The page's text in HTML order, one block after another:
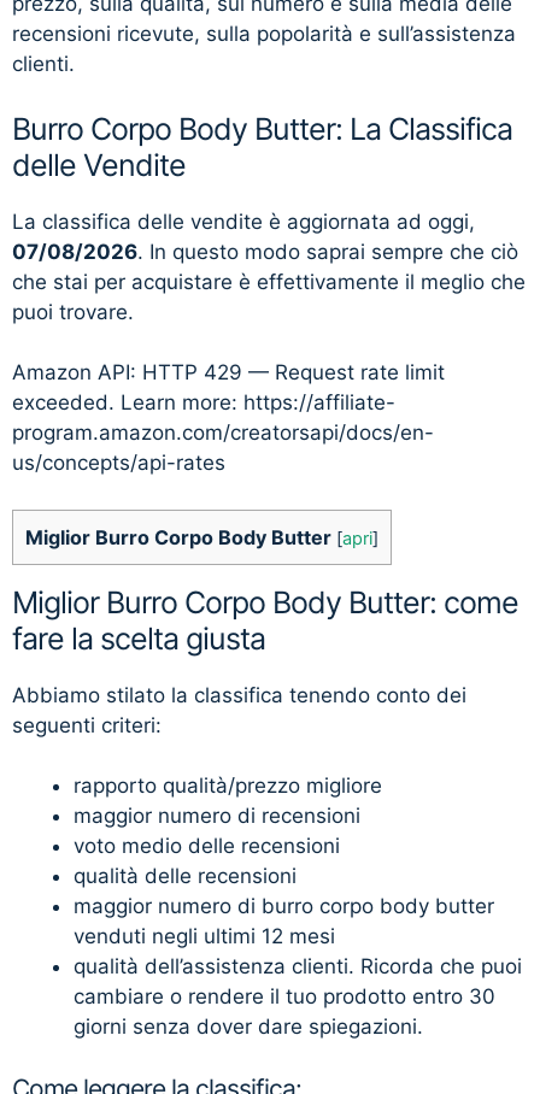
recensioni ricevute, sulla popolarità e sull’assistenza
clienti.
Burro Corpo Body Butter: La Classifica
delle Vendite
La classifica delle vendite è aggiornata ad oggi,
07/08/2026. In questo modo saprai sempre che ciò
che stai per acquistare è effettivamente il meglio che
puoi trovare.
Amazon API: HTTP 429 — Request rate limit
exceeded. Learn more: https://affiliate-
program.amazon.com/creatorsapi/docs/en-
us/concepts/api-rates
Miglior Burro Corpo Body Butter [apri]
Miglior Burro Corpo Body Butter: come
fare la scelta giusta
Abbiamo stilato la classifica tenendo conto dei
seguenti criteri:
rapporto qualità/prezzo migliore
maggior numero di recensioni
voto medio delle recensioni
qualità delle recensioni
maggior numero di burro corpo body butter
venduti negli ultimi 12 mesi
qualità dell’assistenza clienti. Ricorda che puoi
cambiare o rendere il tuo prodotto entro 30
giorni senza dover dare spiegazioni.